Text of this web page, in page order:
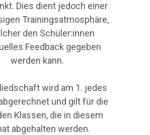
Dies dient jedoch einer
Trainingsatmosphäre,
den Schüler:innen
Feedback gegeben
werden kann.
wird am 1. jedes
und gilt für die
Klassen, die in diesem
abgehalten werden.